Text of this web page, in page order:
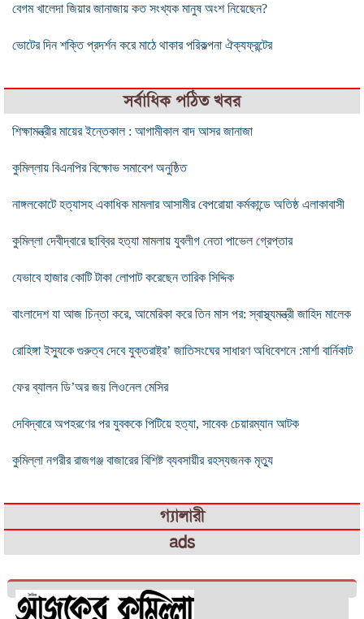
বেগম খালেদা জিয়ার জানাজায় কত সংখ্যক মানুষ অংশ নিয়েছেন?
ভোটের দিন শক্তি প্রদর্শন করে মাঠে থাকার পরিকল্পনা ঐক্যফ্রন্টের
সর্বাধিক পঠিত খবর
শিক্ষামন্ত্রীর মায়ের ইন্তেকাল : আগামীকাল বাদ আসর জানাজা
কুমিল্লায় বিএনপির বিক্ষোভ সমাবেশ অনুষ্ঠিত
নাঙ্গলকোটে হত্যাসহ একাধিক মামলার আসামীর বেপরোয়া কর্মকান্ডে অতিষ্ঠ এলাকাবাসী
কুমিল্লা দেবীদ্বারে ছাব্বির হত্যা মামলায় যুবলীগ নেতা পাভেল গ্রেপ্তার
যেভাবে হাজার কোটি টাকা লোপাট করেছেন তারিক সিদ্দিক
বাংলাদেশ যা আজ চিন্তা করে, আমেরিকা করে তিন মাস পর: স্বাস্থ্যমন্ত্রী জাহিদ মালেক
রোহিঙ্গা ইস্যুকে গুরুত্ব দেবে যুক্তরাষ্ট্র’ জাতিসংঘের সাধারণ অধিবেশনে :মার্শা বার্নিকাট
ফের ব্যালন ডি’অর জয় লিওনেল মেসির
দেবিদ্বারে অপহরণের পর যুবককে পিটিয়ে হত্যা, সাবেক চেয়ারম্যান আটক
কুমিল্লা নগরীর রাজগঞ্জ বাজারের বিশিষ্ট ব্যবসায়ীর রহস্যজনক মৃত্যু
গ্যালারী
ads